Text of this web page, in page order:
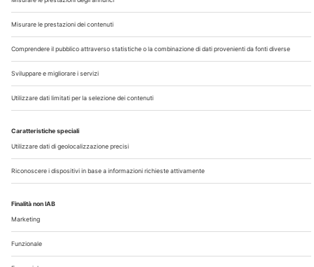
Chi Siamo
Contatti
Note Legali
Privacy
©2026 Edra S.p.a | www.edraspa.it | P.iva 08056040960
| Tel. 02/881841 | Sede legale: Viale Enrico Forlanini 21 -
20134 Milano (Italy)
Registrazione Tribunale di Milano n° 5578/2022 del
5/05/2022